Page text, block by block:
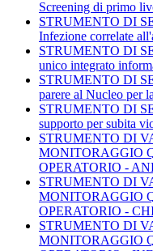
Screening di primo
STRUMENTO DI
Infezione correlate
STRUMENTO DI
unico integrato
STRUMENTO DI
parere al Nucleo per
STRUMENTO DI
supporto per subita
STRUMENTO DI
MONITORAGGIO
OPERATORIO -
STRUMENTO DI
MONITORAGGIO
OPERATORIO -
STRUMENTO DI
MONITORAGGIO